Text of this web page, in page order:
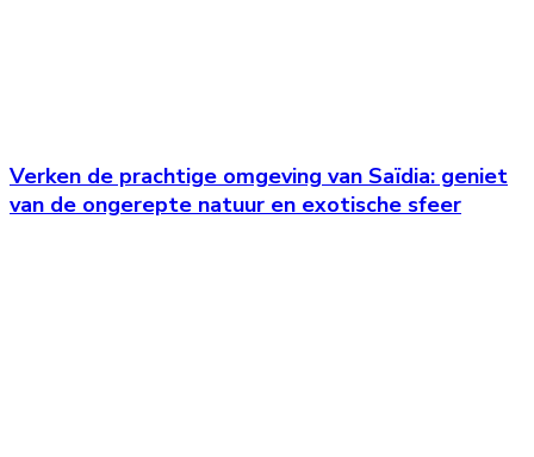
Verken de prachtige omgeving van Saïdia: geniet
van de ongerepte natuur en exotische sfeer